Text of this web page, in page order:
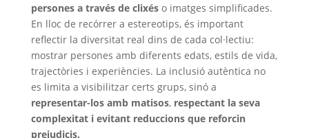
persones a través de clixéso imatges simplificades.
En lloc de recórrer a estereotips, és important
reflectir la diversitat real dins de cada col·lectiu:
mostrar persones amb diferents edats, estils de vida,
trajectòries i experiències. La inclusió autèntica no
es limita a visibilitzar certs grups, sinó a
representar-los amb matisos,respectant la seva
complexitat i evitant reduccions que reforcin
prejudicis.